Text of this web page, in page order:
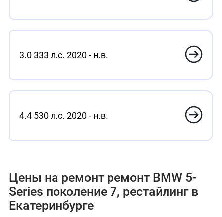
3.0 333 л.с. 2020 - н.в.
4.4 530 л.с. 2020 - н.в.
Цены на ремонт ремонт BMW 5-
Series поколение 7, рестайлинг в
Екатеринбурге